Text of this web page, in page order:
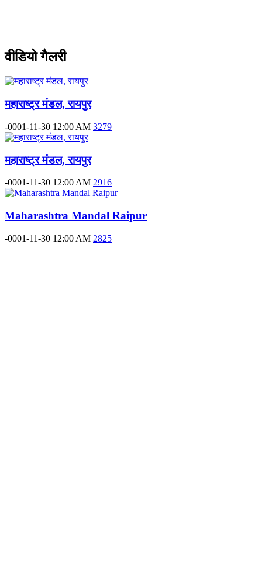
वीडियो गैलरी
महाराष्ट्र मंडल, रायपुर
-0001-11-30 12:00 AM 3279
महाराष्ट्र मंडल, रायपुर
-0001-11-30 12:00 AM 2916
Maharashtra Mandal Raipur
-0001-11-30 12:00 AM 2825